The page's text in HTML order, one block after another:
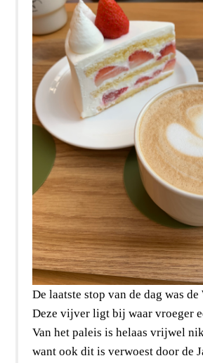
De laatste stop van de dag was
Deze vijver ligt bij waar vroeger
Van het paleis is helaas vrijwel
want ook dit is verwoest door de